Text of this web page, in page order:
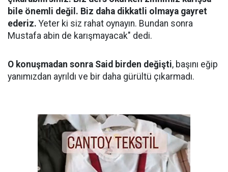
bile önemli değil. Biz daha dikkatli olmaya gayret
ederiz. Yeter ki siz rahat oynayın. Bundan sonra
Mustafa abin de karışmayacak" dedi.
O konuşmadan sonra Said birden değişti, başını eğip
yanımızdan ayrıldı ve bir daha gürültü çıkarmadı.